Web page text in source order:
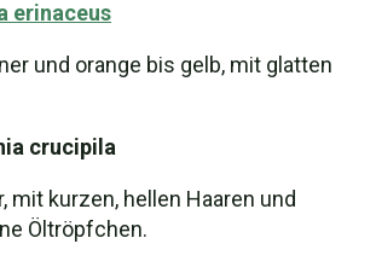
erinaceus
und orange bis gelb, mit glatten
crucipila
mit kurzen, hellen Haaren und
Öltröpfchen.